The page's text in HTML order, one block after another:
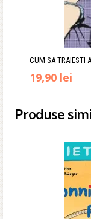
CUM SA TRAIESTI
Prețul
a
24,50 lei.
19,90 lei
Produse